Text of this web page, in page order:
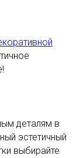
деталям в
эстетичный
выбирайте